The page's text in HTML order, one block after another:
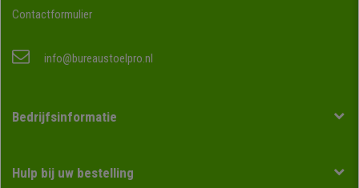
Contactformulier
info@bureaustoelpro.nl
Bedrijfsinformatie
Hulp bij uw bestelling